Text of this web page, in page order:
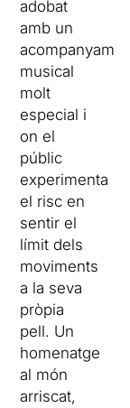
adobat
amb un
acompanyament
musical
molt
especial i
on el
públic
experimenta
el risc en
sentir el
límit dels
moviments
a la seva
pròpia
pell. Un
homenatge
al món
arriscat,